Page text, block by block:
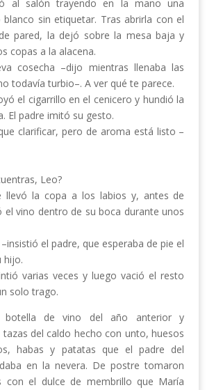
al salón trayendo en la mano una
sin etiquetar. Tras abrirla con el
pared, la dejó sobre la mesa baja y
copas a la alacena.
cosecha –dijo mientras llenaba las
todavía turbio–. A ver qué te parece.
el cigarrillo en el cenicero y hundió la
El padre imitó su gesto.
clarificar, pero de aroma está listo –
Leo?
llevó la copa a los labios y, antes de
el vino dentro de su boca durante unos
el padre, que esperaba de pie el
hijo.
varias veces y luego vació el resto
solo trago.
botella de vino del año anterior y
del caldo hecho con unto, huesos
habas y patatas que el padre del
en la nevera. De postre tomaron
con el dulce de membrillo que María